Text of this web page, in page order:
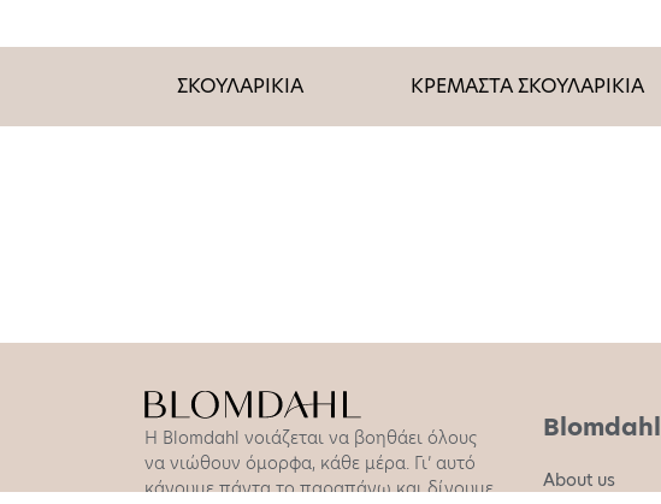
ΣΚΟΥΛΑΡΙΚΙΑ ΚΡΕΜΑΣΤΑ ΣΚΟΥΛΑΡΙΚΙΑ
Η Blomdahl νοιάζεται να βοηθάει όλους
να νιώθουν όμορφα, κάθε μέρα. Γι’ αυτό
κάνουμε πάντα το παραπάνω και δίνουμε
Blomdahl
About us